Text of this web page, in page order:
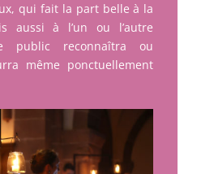
qui fait la part belle à la
aussi à l’un ou l’autre
public reconnaîtra ou
même ponctuellement